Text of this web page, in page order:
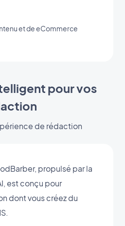
et de eCommerce
pour vos
de rédaction
propulsé par la
est conçu pour
dont vous créez du